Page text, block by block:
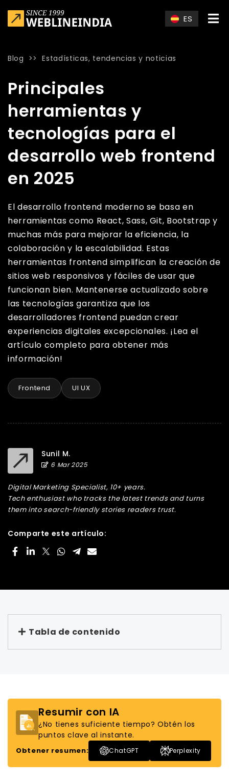
ES
Blog >>Estadísticas, tendencias y noticias
Principales
herramientas y
tecnologías para el
desarrollo web frontend
en 2025
El desarrollo frontend moderno se basa en
herramientas como React, Sass, Git, Bootstrap y
muchas más para mejorar la eficiencia, la
colaboración y la escalabilidad. Estas
herramientas frontend simplifican la creación de
sitios web responsivos y fáciles de usar que
funcionan bien. Mantenerse actualizado sobre
las tecnologías garantiza que los
desarrolladores frontend puedan crear
experiencias digitales excepcionales. ¡Lea el
artículo completo para obtener más
información!
Frontend UI UX
Sunil M.
6 Mar 2025
Digital Marketing Specialist, 10+ years.
Tech enthusiast who tracks the latest trends and turns
them into search-friendly stories readers trust.
Comparte este artículo:
Tabla de contenido
Resumir con IA
¿No tienes suficiente tiempo? Obtén los
puntos clave al instante.
Obtener resumen: ChatGPT Perplexity